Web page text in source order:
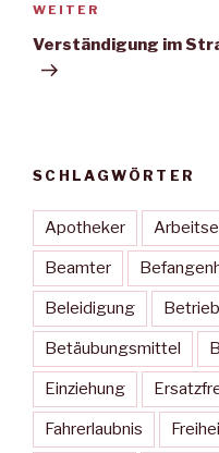
Nächster
Beitrag
WEITER
Verständigung im
SCHLAGWÖRTER
Apotheker
Beamter
Beleidigung
Betäubungsmittel
Einziehung
Fahrerlaubnis